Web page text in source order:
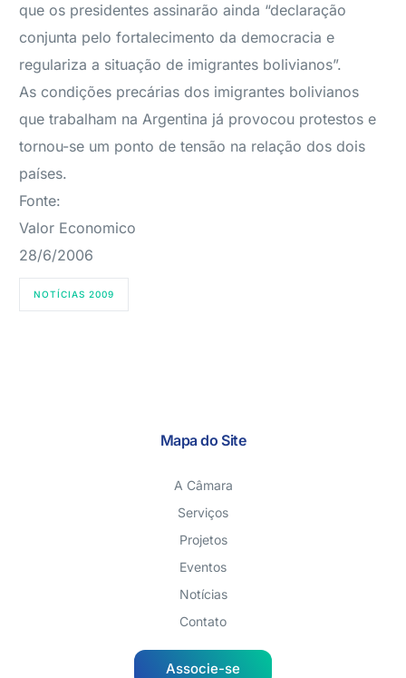
que os presidentes assinarão ainda “declaração
conjunta pelo fortalecimento da democracia e
regulariza a situação de imigrantes bolivianos”.
As condições precárias dos imigrantes bolivianos
que trabalham na Argentina já provocou protestos e
tornou-se um ponto de tensão na relação dos dois
países.
Fonte:
Valor Economico
28/6/2006
NOTÍCIAS 2009
Mapa do Site
A Câmara
Serviços
Projetos
Eventos
Notícias
Contato
Associe-se